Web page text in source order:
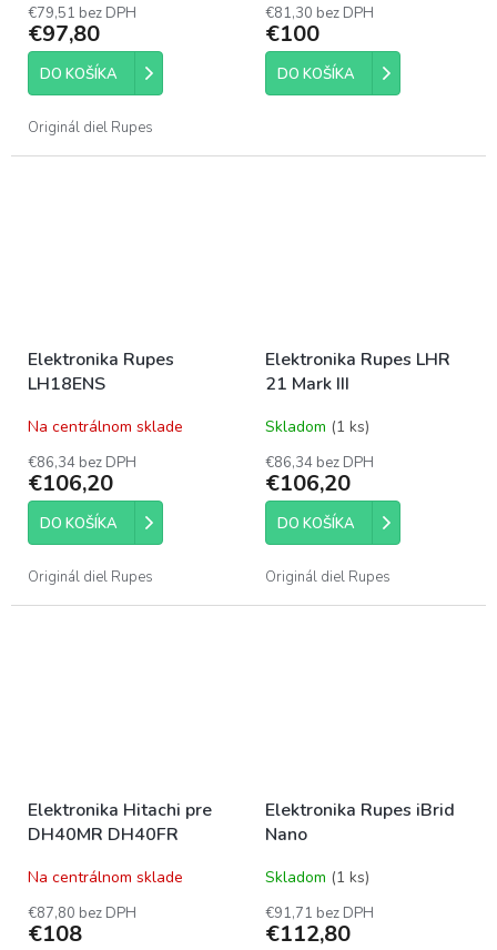
€79,51 bez DPH
€97,80
DO KOŠÍKA
Originál diel Rupes
€81,30 bez DPH
€100
DO KOŠÍKA
Elektronika Rupes
LH18ENS
Na centrálnom sklade
€86,34 bez DPH
€106,20
DO KOŠÍKA
Originál diel Rupes
Elektronika Rupes LHR
21 Mark III
Skladom (1 ks)
€86,34 bez DPH
€106,20
DO KOŠÍKA
Originál diel Rupes
Elektronika Hitachi pre
DH40MR DH40FR
Na centrálnom sklade
€87,80 bez DPH
€108
Elektronika Rupes iBrid
Nano
Skladom (1 ks)
€91,71 bez DPH
€112,80